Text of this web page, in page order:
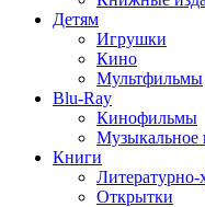
Детям
Игрушки
Кино
Мультфильмы
Blu-Ray
Кинофильмы
Музыкальное
Книги
Литературно-
Открытки